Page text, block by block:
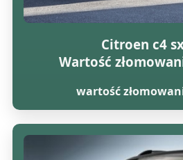
Citroen c4
Wartość
wartość